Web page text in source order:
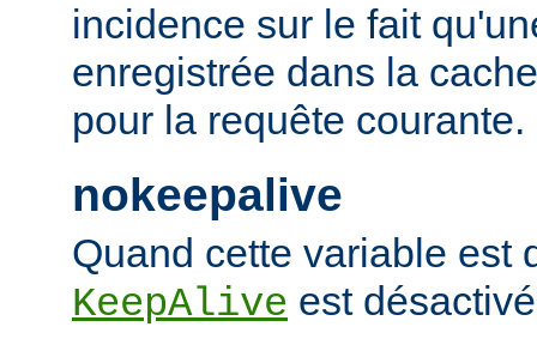
incidence sur le fait
enregistrée dans la
pour la requête courante.
nokeepalive
Quand cette variable est
KeepAlive est